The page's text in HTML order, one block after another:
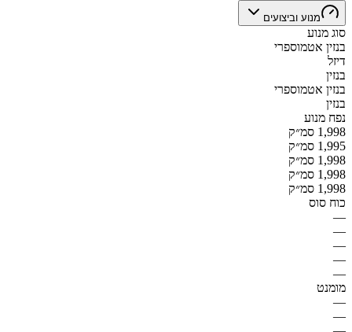
מנוע וביצועים
סוג מנוע
בנזין אטמוספרי
דיזל
בנזין
בנזין אטמוספרי
בנזין
נפח מנוע
1,998 סמ״ק
1,995 סמ״ק
1,998 סמ״ק
1,998 סמ״ק
1,998 סמ״ק
כוח סוס
—
—
—
—
—
מומנט
—
—